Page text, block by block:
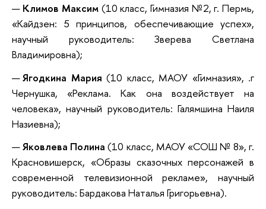
Климов Максим(10 класс, Гимназия №2, г. Пермь,
«Кайдзен: 5 принципов, обеспечивающие успех»,
научный руководитель: Зверева Светлана
Владимировна);
Ягодкина Мария (10 класс, МАОУ «Гимназия», .г
Чернушка, «Реклама. Как она воздействует на
человека», научный руководитель: Галямшина Наиля
Назиевна);
Яковлева Полина (10 класс, МАОУ «СОШ № 8», г.
Красновишерск, «Образы сказочных персонажей в
современной телевизионной рекламе», научный
руководитель: Бардакова Наталья Григорьевна).